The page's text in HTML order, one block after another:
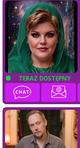
TERAZ DOSTĘPNY